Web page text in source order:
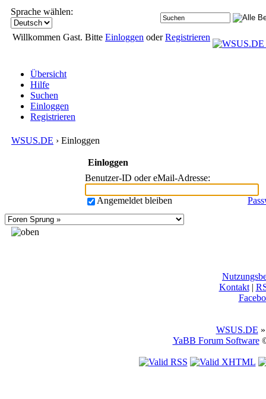
Sprache wählen:
Willkommen Gast. Bitte Einloggen oderRegistrieren
Übersicht
Hilfe
Suchen
Einloggen
Registrieren
WSUS.DE › Einloggen
Einloggen
Benutzer-ID oder eMail-Adresse:
Angemeldet bleiben
Kontakt|
WSUS.DE
YaBB Forum Software©